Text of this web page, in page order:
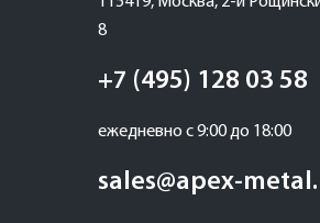
8
+7 (495) 128 03 58
ежедневно с 9:00 до 18:00
sales@apex-